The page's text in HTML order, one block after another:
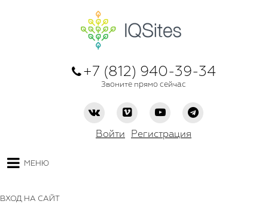
+7 (812) 940-39-34
Звоните прямо сейчас
Войти Регистрация
МЕНЮ
ВХОД НА САЙТ